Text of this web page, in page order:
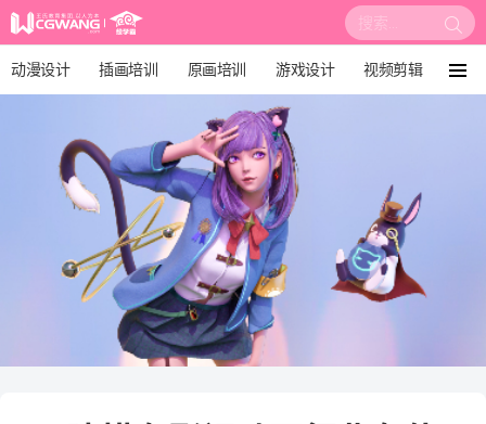
搜
索:
动漫设计 插画培训 原画培训 游戏设计 视频剪辑
培训课程
漫画设计 绘画教程 板绘培训